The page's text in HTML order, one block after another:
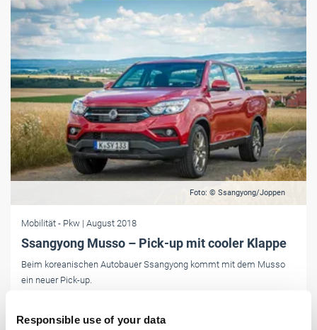
Responsible use of your data
Foto: © Ssangyong/Joppen
Mobilität - Pkw | August 2018
Ssangyong Musso – Pick-up mit cooler Klappe
Beim koreanischen Autobauer Ssangyong kommt mit dem Musso
ein neuer Pick-up.